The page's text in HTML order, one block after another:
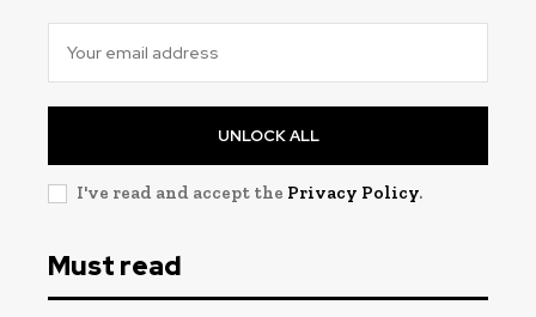
UNLOCK ALL
I've read and accept the Privacy Policy.
Must read